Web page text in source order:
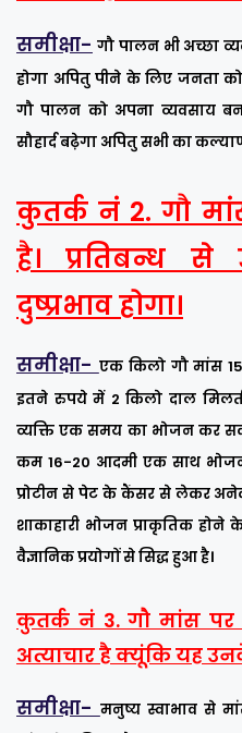
समीक्षा- गौ पालन भी अच्छा
होगा अपितु पीने के लिए जनता
गौ पालन को अपना व्यवसाय
सौहार्द बढ़ेगा अपितु सभी का
कुतर्क नं 2. गौ
है। प्रतिबन्ध से
दुष्प्रभाव होगा।
समीक्षा- एक किलो गौ मांस
इतने रुपये में 2 किलो दाल
व्यक्ति एक समय का भोजन कर
कम 16-20 आदमी एक साथ
प्रोटीन से पेट के कैंसर से लेकर
शाकाहारी भोजन प्राकृतिक
वैज्ञानिक प्रयोगों से सिद्ध हुआ है।
कुतर्क नं 3. गौ मांस पर
अत्याचार है क्यूंकि यह
समीक्षा- मनुष्य स्वाभाव से